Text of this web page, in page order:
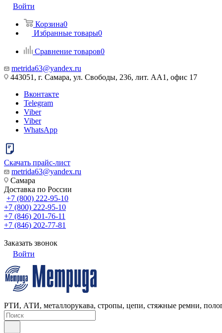
Войти
Корзина0
Избранные товары0
Сравнение товаров0
metrida63@yandex.ru
443051, г. Самара, ул. Свободы, 236, лит. АА1, офис 17
Вконтакте
Telegram
Viber
Viber
WhatsApp
Скачать прайс-лист
metrida63@yandex.ru
Самара
Доставка по России
+7 (800) 222-95-10
+7 (800) 222-95-10
+7 (846) 201-76-11
+7 (846) 202-77-81
Заказать звонок
Войти
РТИ, АТИ, металлорукава, стропы, цепи, стяжные ремни,